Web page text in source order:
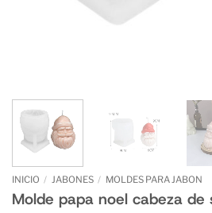
INICIO / JABONES / MOLDES PARA JABON
Molde papa noel cabeza de